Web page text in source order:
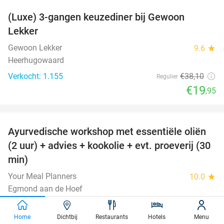
(Luxe) 3-gangen keuzediner bij Gewoon
Lekker
Gewoon Lekker 9.6 star
Heerhugowaard
Verkocht: 1.155
Regulier €38,10
€19,95
49%
Ayurvedische workshop met essentiële oliën
(2 uur) + advies + kookolie + evt. proeverij (30
min)
Your Meal Planners 10.0 star
Egmond aan de Hoef
Verkocht: 90
€34
€17,50
Home Dichtbij Restaurants Hotels Menu